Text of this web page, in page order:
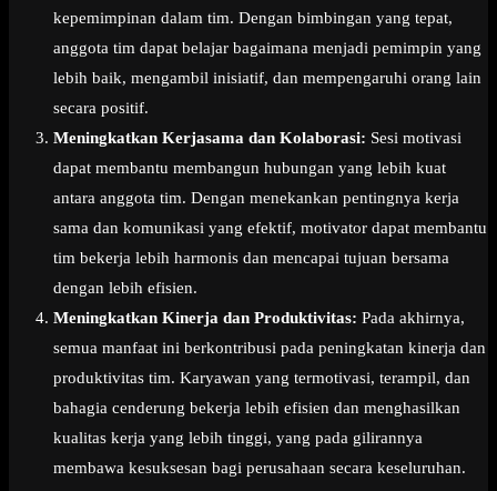
kepemimpinan dalam tim. Dengan bimbingan yang tepat,
anggota tim dapat belajar bagaimana menjadi pemimpin yang
lebih baik, mengambil inisiatif, dan mempengaruhi orang lain
secara positif.
Meningkatkan Kerjasama dan Kolaborasi: Sesi motivasi
dapat membantu membangun hubungan yang lebih kuat
antara anggota tim. Dengan menekankan pentingnya kerja
sama dan komunikasi yang efektif, motivator dapat membantu
tim bekerja lebih harmonis dan mencapai tujuan bersama
dengan lebih efisien.
Meningkatkan Kinerja dan Produktivitas: Pada akhirnya,
semua manfaat ini berkontribusi pada peningkatan kinerja dan
produktivitas tim. Karyawan yang termotivasi, terampil, dan
bahagia cenderung bekerja lebih efisien dan menghasilkan
kualitas kerja yang lebih tinggi, yang pada gilirannya
membawa kesuksesan bagi perusahaan secara keseluruhan.